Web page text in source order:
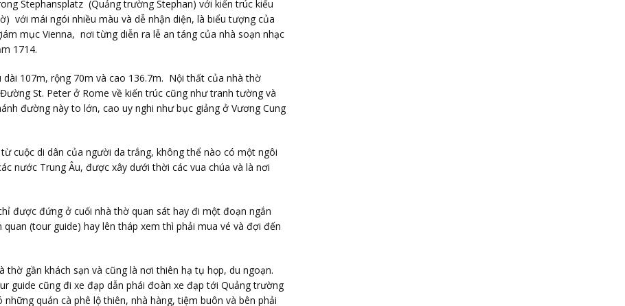
Stephansplatz (Quảng trường Stephan) với kiến trúc kiểu
với mái ngói nhiều màu và dễ nhận diện, là biểu tượng của
mục Vienna, nơi từng diễn ra lễ an táng của nhà soạn nhạc
1714.
107m, rộng 70m và cao 136.7m. Nội thất của nhà thờ
St. Peter ở Rome về kiến trúc cũng như tranh tường và
đường này to lớn, cao uy nghi như bục giảng ở Vương Cung
cuộc di dân của người da trắng, không thể nào có một ngôi
nước Trung Âu, được xây dưới thời các vua chúa và là nơi
được đứng ở cuối nhà thờ quan sát hay đi một đoạn ngắn
(tour guide) hay lên tháp xem thì phải mua vé và đợi đến
thờ gần khách sạn và cũng là nơi thiên hạ tụ họp, du ngoạn.
guide cũng đi xe đạp dẫn phái đoàn xe đạp tới Quảng trường
quán cà phê lộ thiên, nhà hàng, tiệm buôn và bên phải